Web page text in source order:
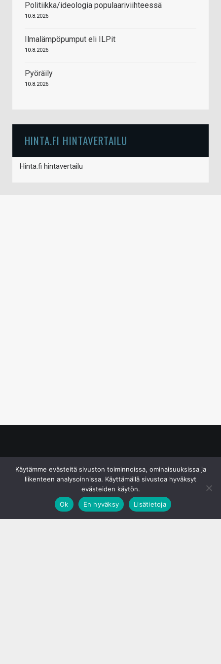
Politiikka/ideologia populaariviihteessä
10.8.2026
Ilmalämpöpumput eli ILPit
10.8.2026
Pyöräily
10.8.2026
HINTA.FI HINTAVERTAILU
Hinta.fi hintavertailu
Käytämme evästeitä sivuston toiminnoissa, ominaisuuksissa ja
liikenteen analysoinnissa. Käyttämällä sivustoa hyväksyt
evästeiden käytön.
Ok
En hyväksy Lisätietoja